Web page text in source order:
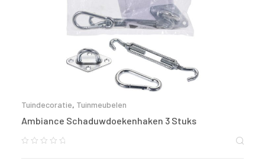
Tuindecoratie, Tuinmeubelen
Ambiance Schaduwdoekenhaken 3 Stuks